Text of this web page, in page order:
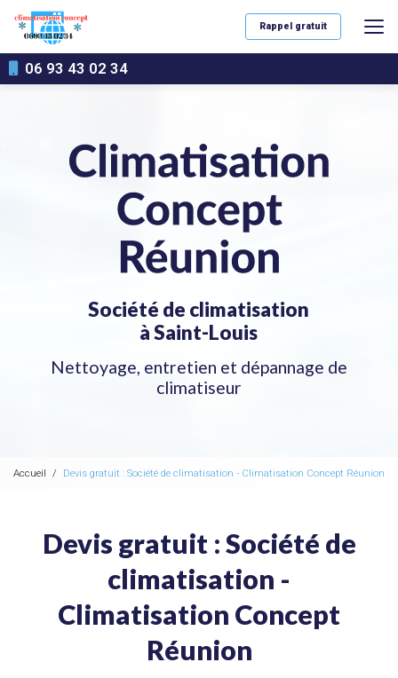
contenu
principal
06 93 43 02 34
Rappel gratuit
Société de climatisation
à Saint-Louis
Nettoyage, entretien et dépannage de
climatiseur
Accueil Devis gratuit : Société de climatisation - Climatisation Concept Réunion
Devis gratuit : Société de
climatisation -
Climatisation Concept
Réunion